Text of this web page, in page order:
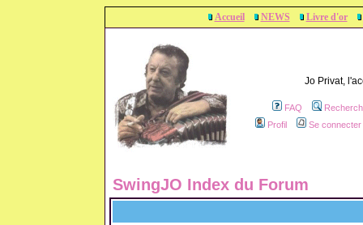
Accueil NEWS Livre d'or
Jo Privat,
FAQ
Profil
Se
SwingJO Index du Forum